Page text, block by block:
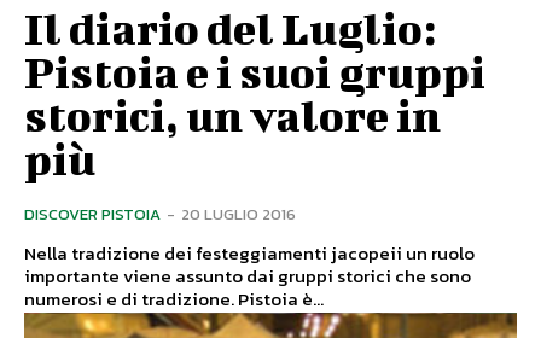
Il diario del Luglio:
Pistoia e i suoi gruppi
storici, un valore in
più
DISCOVER PISTOIA - 20 LUGLIO 2016
Nella tradizione dei festeggiamenti jacopeii un ruolo
importante viene assunto dai gruppi storici che sono
numerosi e di tradizione. Pistoia è...